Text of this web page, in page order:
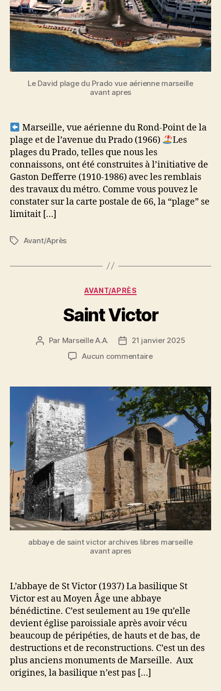
Le David plage du Prado vue aérienne marseille
avant apres
Marseille, vue aérienne du Rond-Point de la
plage et de l’avenue du Prado (1966)
Les
plages du Prado, telles que nous les
connaissons, ont été construites à l’initiative de
Gaston Defferre (1910-1986) avec les remblais
des travaux du métro. Comme vous pouvez le
constater sur la carte postale de 66, la “plage” se
limitait […]
Étiquettes
Avant/Après
Catégories
AVANT/APRÈS
Saint Victor
Auteur
Par Marseille A.A.
Date21 janvier 2025
Aucun commentairesur
abbaye de saint victor archives libres marseille
avant apres
L’abbaye de St Victor (1937) La basilique St
Victor est au Moyen Âge une abbaye
bénédictine. C’est seulement au 19e qu’elle
devient église paroissiale après avoir vécu
beaucoup de péripéties, de hauts et de bas, de
destructions et de reconstructions. C’est un des
plus anciens monuments de Marseille. ️ Aux
origines, la basilique n’est pas […]